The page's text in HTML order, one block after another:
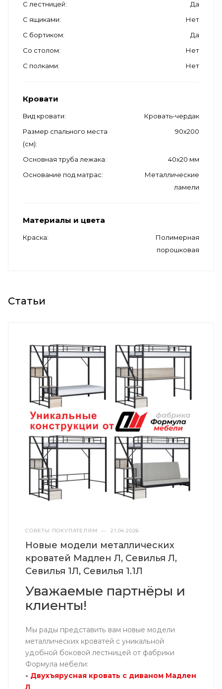
С лестницей
Да
С ящиками
Нет
С бортиком
Да
Со столом
Нет
С полками
Нет
Кровати
Вид кровати
Кровать-чердак
Размер спального места
(см)
90х200
Основная труба лежака
40х20 мм
Основание под матрас
Металлические
ламели
Материалы и цвета
Краска
Полимерная
порошковая
Статьи
СОВЕТЫ ПОКУПАТЕЛЯМ — 21.04.2026
Новые модели металлических
кроватей Мадлен Л, Севилья Л,
Севилья 1Л, Севилья 1.1Л
Уважаемые партнёры и
клиенты!
Мы рады представить вам новые модели
металлических кроватей с уникальной
удобной боковой лестницей от фабрики
Формула мебели:
- Двухъярусная кровать с диваном Мадлен